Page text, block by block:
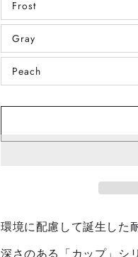
ー
シ
ョ
ン
は
売
り
切
れ
い
売
Frost
バ
リ
エ
ー
シ
ョ
ン
は
売
切
い
せ
ん
Gray
バ
リ
エ
ー
シ
切
で
き
せ
Peach
バ
リ
ー
は
か
販
で
環境に配慮して誕生した
深さのある「カップ」シ